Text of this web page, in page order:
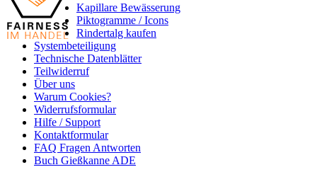
Kapillare Bewässerung
Piktogramme / Icons
Rindertalg kaufen
Systembeteiligung
Technische Datenblätter
Teilwiderruf
Über uns
Warum Cookies?
Widerrufsformular
Hilfe / Support
Kontaktformular
FAQ Fragen Antworten
Buch Gießkanne ADE